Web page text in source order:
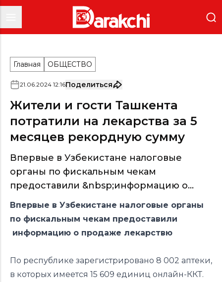
Главная ОБЩЕСТВО
21.06.2024 12:16Поделиться
Жители и гости Ташкента
потратили на лекарства за 5
месяцев рекордную сумму
Впервые в Узбекистане налоговые
органы по фискальным чекам
предоставили &nbsp;информацию о...
Впервые в Узбекистане налоговые органы
по фискальным чекам предоставили
информацию о продаже лекарствю
По республике зарегистрировано 8 002 аптеки,
в которых имеется 15 609 единиц онлайн-ККТ.